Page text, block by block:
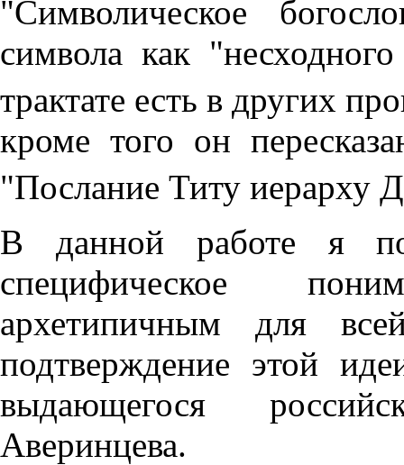
"Символическое
символа как
трактате есть в других
кроме того он
"Послание Титу иерарху
В данной работе я
специфическое
архетипичным для
подтверждение этой
выдающегося
Аверинцева.